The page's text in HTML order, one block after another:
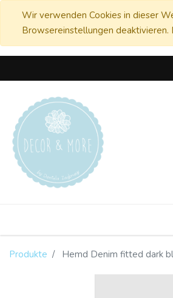
Wir verwenden Cookies in dieser
Browsereinstellungen deaktivieren.
Produkte Hemd Denim fitted dark